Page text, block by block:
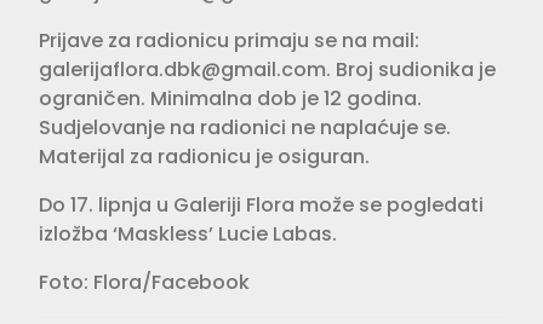
Prijave za radionicu primaju se na mail:
galerijaflora.dbk@gmail.com. Broj sudionika je
ograničen. Minimalna dob je 12 godina.
Sudjelovanje na radionici ne naplaćuje se.
Materijal za radionicu je osiguran.
Do 17. lipnja u Galeriji Flora može se pogledati
izložba ‘Maskless’ Lucie Labas.
Foto: Flora/Facebook